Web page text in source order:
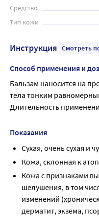
других вредных для
идеальным для
Средство
Тип кожи
Инструкция Смотреть
Способ применения и
Бальзам наносится на
тела тонким
Длительность
Показания
Сухая, очень сухая и
Кожа, склонная к
Кожа с признаками
шелушения, в том
изменений
дерматит, экзема,